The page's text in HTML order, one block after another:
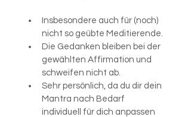
Insbesondere auch für (noch)
nicht so geübte Meditierende.
Die Gedanken bleiben bei der
gewählten Affirmation und
schweifen nicht ab.
Sehr persönlich, da du dir dein
Mantra nach Bedarf
individuell für dich anpassen